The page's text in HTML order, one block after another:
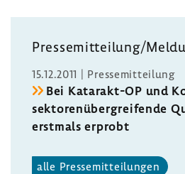
Pres­se­mit­tei­lung/
15.12.2011 | Pres­se­mit­tei­lung
Bei Katarakt-​OP und
sekto­ren­über­grei­fende
erst­mals erprobt
alle Pres­se­mit­tei­lungen